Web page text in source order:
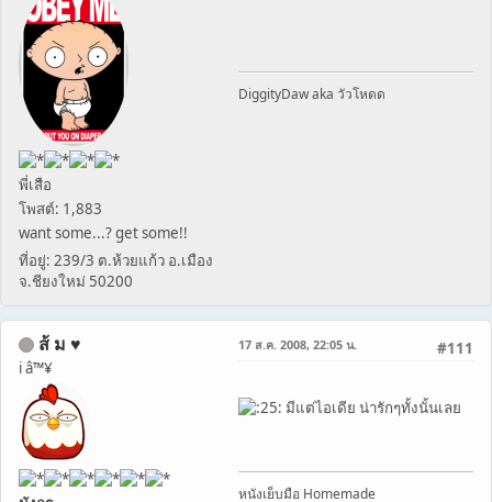
พี่เสือ
โพสต์: 1,883
want some...? get some!!
ที่อยู่: 239/3 ต.ห้วยแก้ว อ.เมือง
จ.ชียงใหม่ 50200
DiggityDaw aka วัวโหดด
ส้ ม ♥
i â™¥
#111
17 ส.ค. 2008, 22:05 น.
มีแต่ไอเดีย น่ารักๆทั้งนั้นเลย
หนังเย็บมือ Homemade